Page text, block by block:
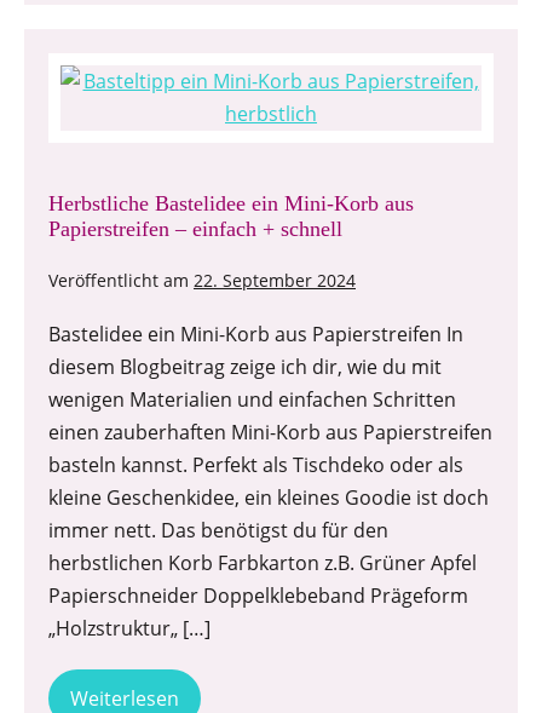
Herbstliche Bastelidee ein Mini-Korb aus
Papierstreifen – einfach + schnell
Veröffentlicht am 22. September 2024
Bastelidee ein Mini-Korb aus Papierstreifen In
diesem Blogbeitrag zeige ich dir, wie du mit
wenigen Materialien und einfachen Schritten
einen zauberhaften Mini-Korb aus Papierstreifen
basteln kannst. Perfekt als Tischdeko oder als
kleine Geschenkidee, ein kleines Goodie ist doch
immer nett. Das benötigst du für den
herbstlichen Korb Farbkarton z.B. Grüner Apfel
Papierschneider Doppelklebeband Prägeform
„Holzstruktur„ […]
Weiterlesen